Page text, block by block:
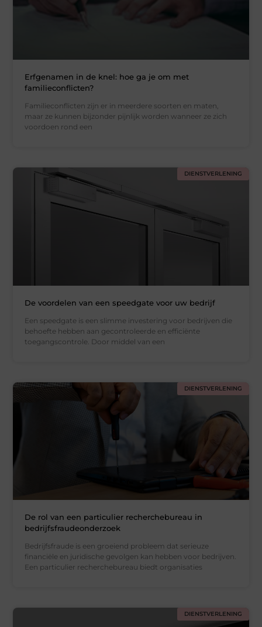
Erfgenamen in de knel: hoe ga je om met
familieconflicten?
Familieconflicten zijn er in meerdere soorten en maten,
maar ze kunnen bijzonder pijnlijk worden wanneer ze zich
voordoen rond een
DIENSTVERLENING
De voordelen van een speedgate voor uw bedrijf
Een speedgate is een slimme investering voor bedrijven die
behoefte hebben aan gecontroleerde en efficiënte
toegangscontrole. Door middel van een
DIENSTVERLENING
De rol van een particulier recherchebureau in
bedrijfsfraudeonderzoek
Bedrijfsfraude is een groeiend probleem dat serieuze
financiële en juridische gevolgen kan hebben voor bedrijven.
Een particulier recherchebureau biedt organisaties
DIENSTVERLENING